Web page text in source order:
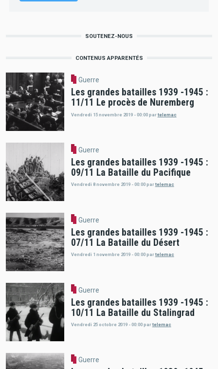
SOUTENEZ-NOUS
CONTENUS APPARENTÉS
Guerre
Les grandes batailles 1939 -1945 :
11/11 Le procès de Nuremberg
Vendredi 15 novembre 2019 - 00:00 partelemac
Guerre
Les grandes batailles 1939 -1945 :
09/11 La Bataille du Pacifique
Vendredi 8 novembre 2019 - 00:00 partelemac
Guerre
Les grandes batailles 1939 -1945 :
07/11 La Bataille du Désert
Vendredi 1 novembre 2019 - 00:00 partelemac
Guerre
Les grandes batailles 1939 -1945 :
10/11 La Bataille du Stalingrad
Vendredi 25 octobre 2019 - 00:00 partelemac
Guerre